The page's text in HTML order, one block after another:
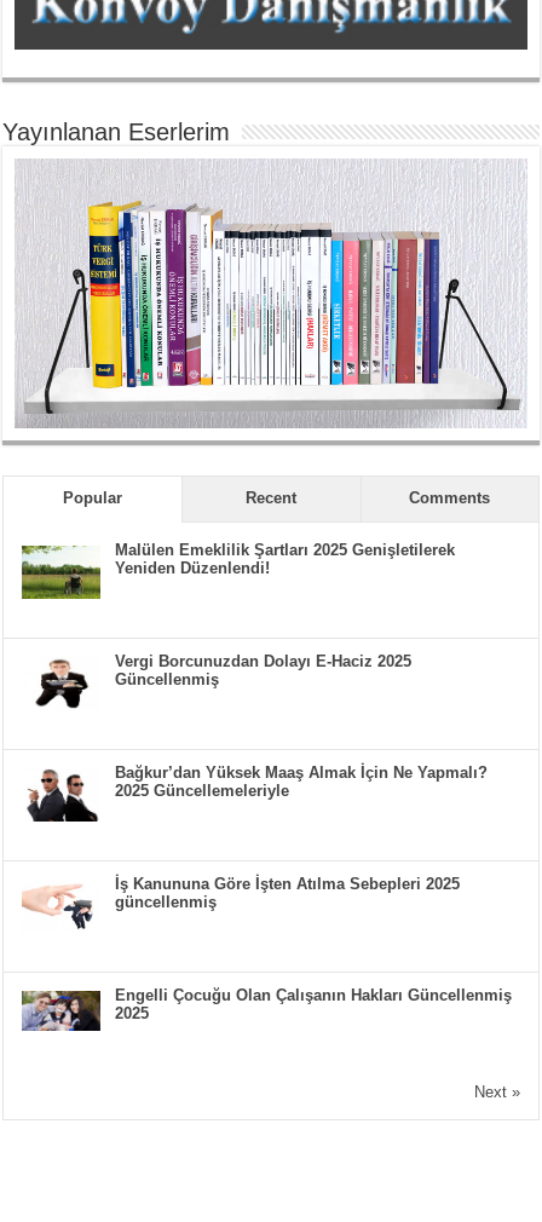
Yayınlanan Eserlerim
Popular Recent Comments
Malülen Emeklilik Şartları 2025 Genişletilerek
Yeniden Düzenlendi!
Vergi Borcunuzdan Dolayı E-Haciz 2025
Güncellenmiş
Bağkur’dan Yüksek Maaş Almak İçin Ne Yapmalı?
2025 Güncellemeleriyle
İş Kanununa Göre İşten Atılma Sebepleri 2025
güncellenmiş
Engelli Çocuğu Olan Çalışanın Hakları Güncellenmiş
2025
Next »